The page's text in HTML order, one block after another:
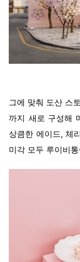
그에 맞춰 도산 스
까지 새로 구성해
상큼한 에이드, 체
미각 모두 루이비